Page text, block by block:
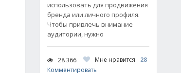
использовать для продвижения
бренда или личного профиля.
Чтобы привлечь внимание
аудитории, нужно
28 366 Мне нравится
28
Комментировать